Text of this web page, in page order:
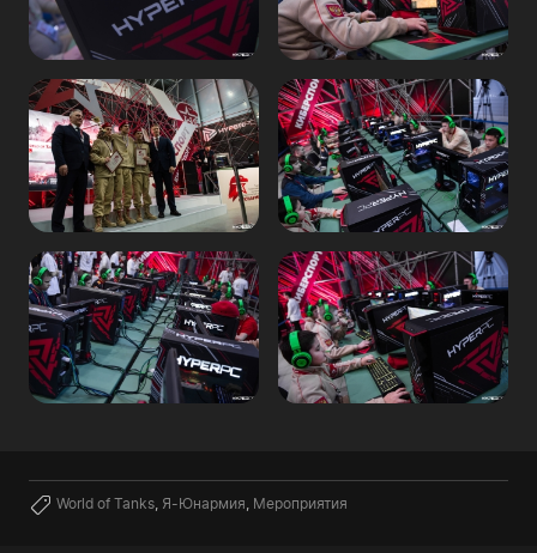
World of Tanks, Я-Юнармия, Мероприятия